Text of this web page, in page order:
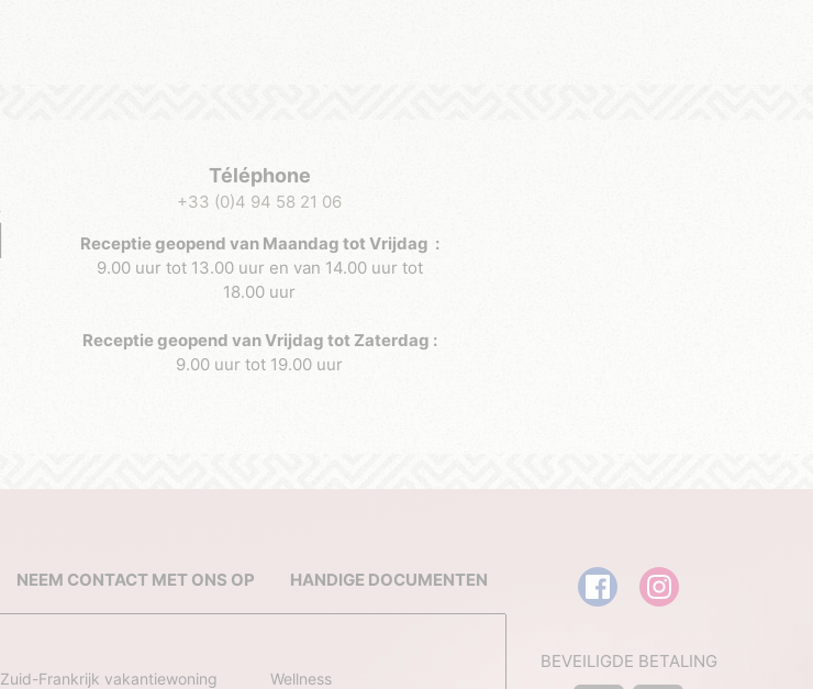
Téléphone
+33 (0)4 94 58 21 06
Receptie geopend van Maandag tot Vrijdag :
9.00 uur tot 13.00 uur en van 14.00 uur tot
18.00 uur
Receptie geopend van Vrijdag tot Zaterdag :
9.00 uur tot 19.00 uur
NEEM CONTACT MET ONS OP HANDIGE DOCUMENTEN
Zuid-Frankrijk vakantiewoning Wellness
BEVEILIGDE BETALING